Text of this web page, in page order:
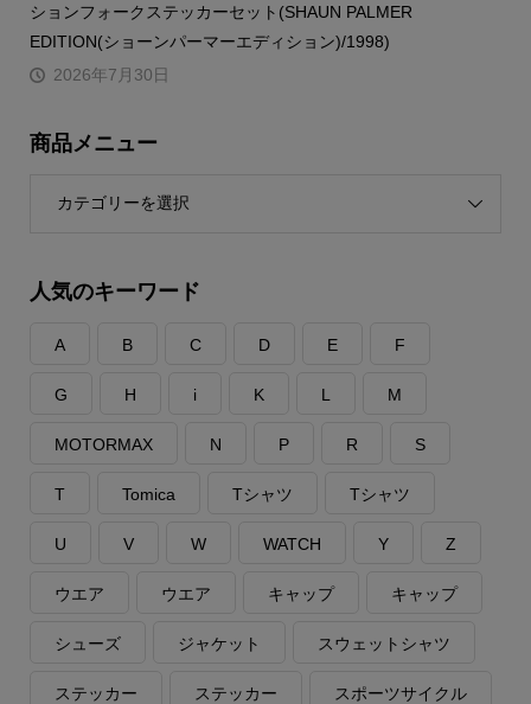
ションフォークステッカーセット(SHAUN PALMER
EDITION(ショーンパーマーエディション)/1998)
2026年7月30日
商品メニュー
人気のキーワード
A B C D E F
G H i K L M
MOTORMAX N P R S
T Tomica Tシャツ Tシャツ
U V W WATCH Y Z
ウエア ウエア キャップ キャップ
シューズ ジャケット スウェットシャツ
ステッカー ステッカー スポーツサイクル